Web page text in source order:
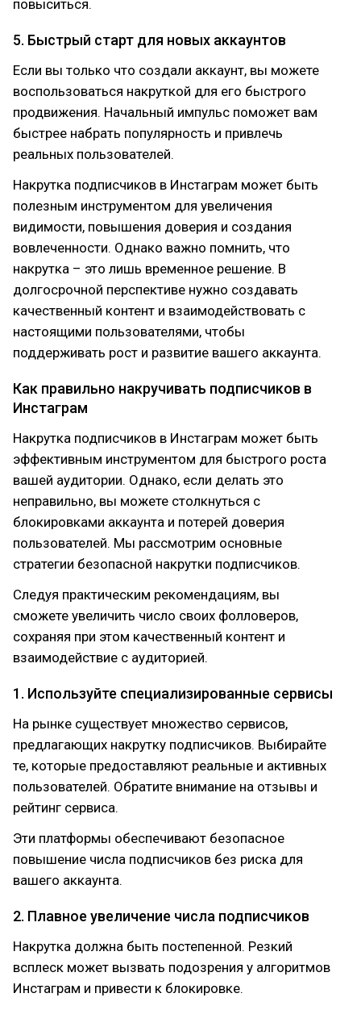
повыситься.
5. Быстрый старт для новых аккаунтов
Если вы только что создали аккаунт, вы можете
воспользоваться накруткой для его быстрого
продвижения. Начальный импульс поможет вам
быстрее набрать популярность и привлечь
реальных пользователей.
Накрутка подписчиков в Инстаграм может быть
полезным инструментом для увеличения
видимости, повышения доверия и создания
вовлеченности. Однако важно помнить, что
накрутка – это лишь временное решение. В
долгосрочной перспективе нужно создавать
качественный контент и взаимодействовать с
настоящими пользователями, чтобы
поддерживать рост и развитие вашего аккаунта.
Как правильно накручивать подписчиков в
Инстаграм
Накрутка подписчиков в Инстаграм может быть
эффективным инструментом для быстрого роста
вашей аудитории. Однако, если делать это
неправильно, вы можете столкнуться с
блокировками аккаунта и потерей доверия
пользователей. Мы рассмотрим основные
стратегии безопасной накрутки подписчиков.
Следуя практическим рекомендациям, вы
сможете увеличить число своих фолловеров,
сохраняя при этом качественный контент и
взаимодействие с аудиторией.
1. Используйте специализированные сервисы
На рынке существует множество сервисов,
предлагающих накрутку подписчиков. Выбирайте
те, которые предоставляют реальные и активных
пользователей. Обратите внимание на отзывы и
рейтинг сервиса.
Эти платформы обеспечивают безопасное
повышение числа подписчиков без риска для
вашего аккаунта.
2. Плавное увеличение числа подписчиков
Накрутка должна быть постепенной. Резкий
всплеск может вызвать подозрения у алгоритмов
Инстаграм и привести к блокировке.